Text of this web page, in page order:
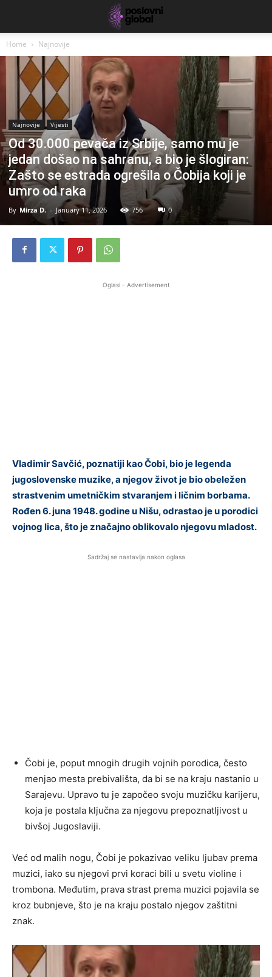
Home Najnovije
Najnovije Vijesti
Od 30.000 pevača iz Srbije, samo mu je
jedan došao na sahranu, a bio je šlogiran:
Zašto se estrada ogrešila o Čobija koji je
umro od raka
By Mirza D. - January 11, 2026 756 0
Oglasi - Advertisement
Vladimir Savčić, poznatiji kao Čobi, bio je legenda
jugoslovenske muzike, a njegov život je bio obeležen
strastvenim umetničkim stvaranjem i ličnim borbama.
Rođen 6. juna 1948. godine u Nišu, odrastao je u porodici
vojnog lica, što je značajno oblikovalo njegovu mladost.
Sadržaj se nastavlja nakon oglasa
Čobi je, poput mnogih drugih vojnih porodica, često
menjao mesta prebivališta, da bi se na kraju nastanio u
Sarajevu. Upravo tu je započeo svoju muzičku karijeru,
koja je postala ključna za njegovu prepoznatljivost u
bivšoj Jugoslaviji.
Već od malih nogu, Čobi je pokazivao veliku ljubav prema
muzici, iako su njegovi prvi koraci bili u svetu violine i
trombona. Međutim, prava strast prema muzici pojavila se
kroz bubnjeve, što je na kraju postalo njegov zaštitni
znak.